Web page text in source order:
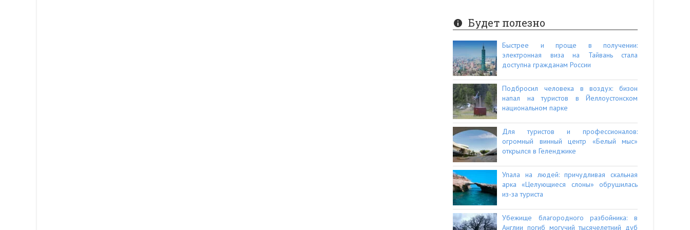
Будет полезно
Быстрее и проще в получении:
электронная виза на Тайвань стала
доступна гражданам России
Подбросил человека в воздух: бизон
напал на туристов в Йеллоустонском
национальном парке
Для туристов и профессионалов:
огромный винный центр «Белый мыс»
открылся в Геленджике
Упала на людей: причудливая скальная
арка «Целующиеся слоны» обрушилась
из-за туриста
Убежище благородного разбойника: в
Англии погиб могучий тысячелетний дуб